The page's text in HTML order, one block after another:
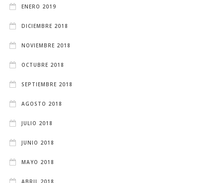
ENERO 2019
DICIEMBRE 2018
NOVIEMBRE 2018
OCTUBRE 2018
SEPTIEMBRE 2018
AGOSTO 2018
JULIO 2018
JUNIO 2018
MAYO 2018
ABRIL 2018